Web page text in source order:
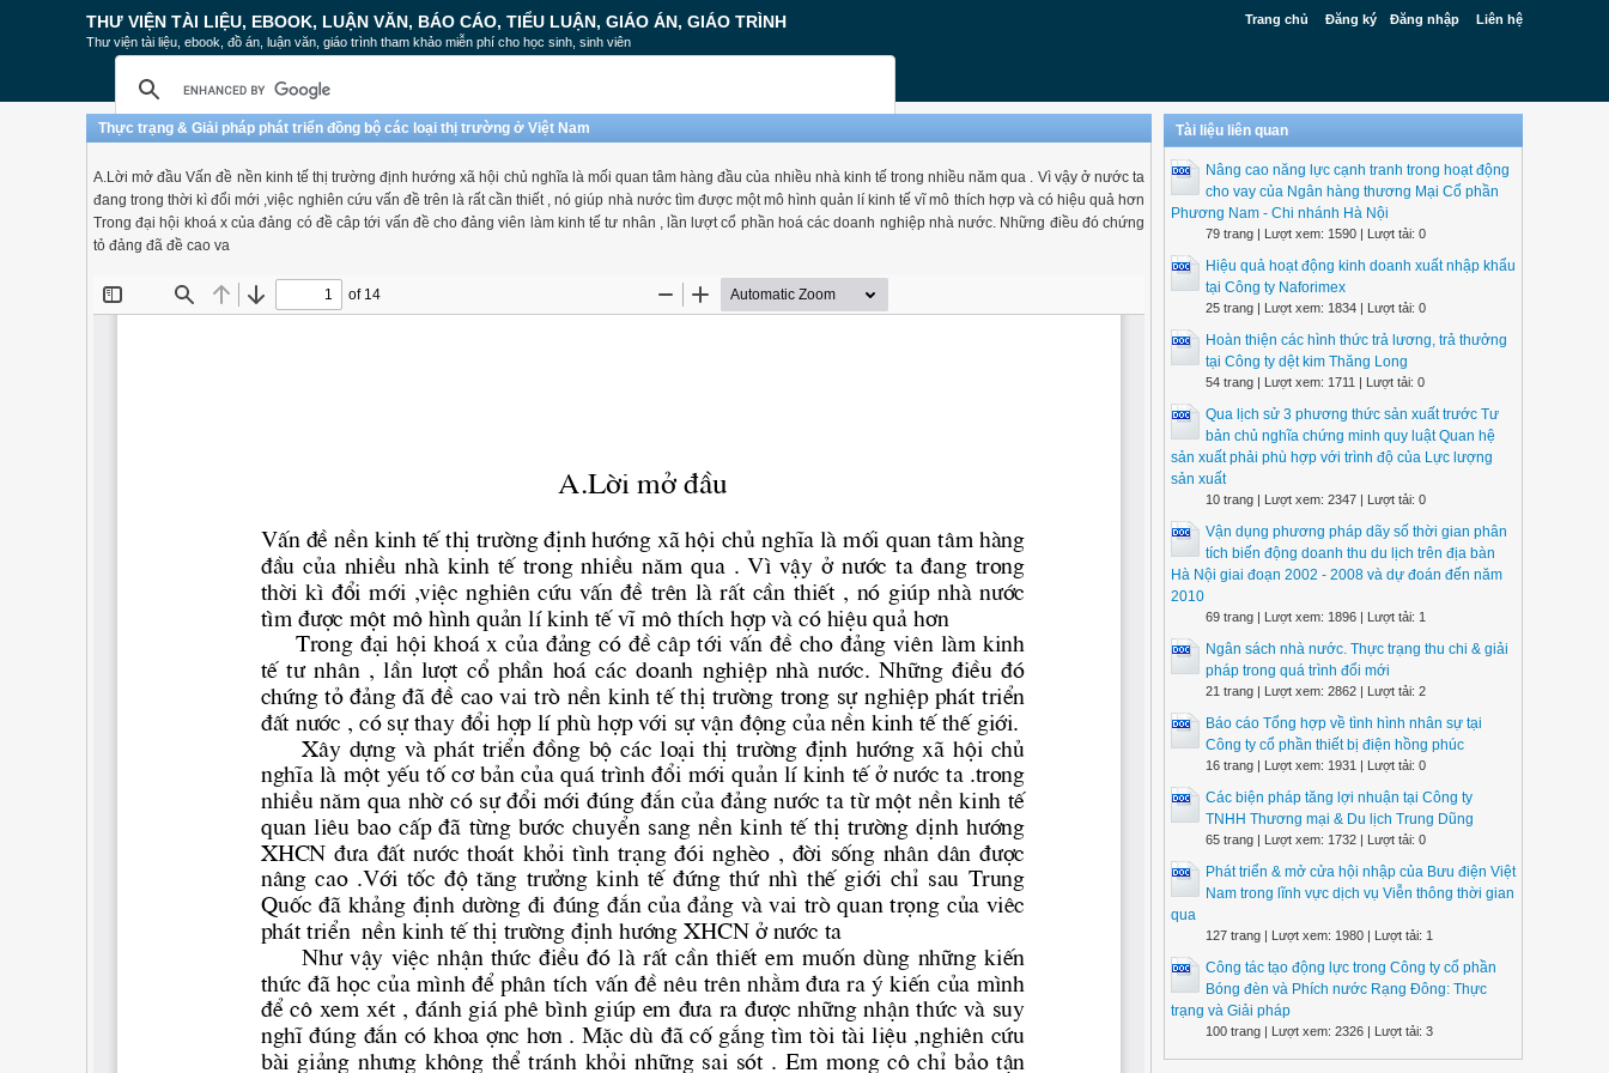
Trang chủ Đăng ký Đăng nhập Liên hệ
THƯ VIỆN TÀI LIỆU, EBOOK, LUẬN VĂN, BÁO CÁO, TIỂU LUẬN, GIÁO ÁN, GIÁO TRÌNH
Thư viện tài liệu, ebook, đồ án, luận văn, giáo trình tham khảo miễn phí cho học sinh, sinh viên
Thực trạng & Giải pháp phát triển đồng bộ các loại thị trường ở Việt Nam
A.Lời mở đầu Vấn đề nền kinh tế thị trường định hướng xã hội chủ nghĩa là mối quan tâm hàng đầu của nhiều nhà kinh tế trong nhiều năm qua . Vì vậy ở nước ta
đang trong thời kì đổi mới ,việc nghiên cứu vấn đề trên là rất cần thiết , nó giúp nhà nước tìm được một mô hình quản lí kinh tế vĩ mô thích hợp và có hiệu quả hơn
Trong đại hội khoá x của đảng có đề câp tới vấn đề cho đảng viên làm kinh tế tư nhân , lần lượt cổ phần hoá các doanh nghiệp nhà nước. Những điều đó chứng
tỏ đảng đã đề cao va
Tài liệu liên quan
Nâng cao năng lực cạnh tranh trong hoạt động
cho vay của Ngân hàng thương Mại Cổ phần
Phương Nam - Chi nhánh Hà Nội
79 trang | Lượt xem: 1590 | Lượt tải: 0
Hiệu quả hoạt động kinh doanh xuất nhập khẩu
tại Công ty Naforimex
25 trang | Lượt xem: 1834 | Lượt tải: 0
Hoàn thiện các hình thức trả lương, trả thưởng
tại Công ty dệt kim Thăng Long
54 trang | Lượt xem: 1711 | Lượt tải: 0
Qua lịch sử 3 phương thức sản xuất trước Tư
bản chủ nghĩa chứng minh quy luật Quan hệ
sản xuất phải phù hợp với trình độ của Lực lượng
sản xuất
10 trang | Lượt xem: 2347 | Lượt tải: 0
Vận dụng phương pháp dãy số thời gian phân
tích biến động doanh thu du lịch trên địa bàn
Hà Nội giai đoạn 2002 - 2008 và dự đoán đến năm
2010
69 trang | Lượt xem: 1896 | Lượt tải: 1
Ngân sách nhà nước. Thực trạng thu chi & giải
pháp trong quá trình đổi mới
21 trang | Lượt xem: 2862 | Lượt tải: 2
Báo cáo Tổng hợp về tình hình nhân sự tại
Công ty cổ phần thiết bị điện hồng phúc
16 trang | Lượt xem: 1931 | Lượt tải: 0
Các biện pháp tăng lợi nhuận tại Công ty
TNHH Thương mại & Du lịch Trung Dũng
65 trang | Lượt xem: 1732 | Lượt tải: 0
Phát triển & mở cửa hội nhập của Bưu điện Việt
Nam trong lĩnh vực dịch vụ Viễn thông thời gian
qua
127 trang | Lượt xem: 1980 | Lượt tải: 1
Công tác tạo động lực trong Công ty cổ phần
Bóng đèn và Phích nước Rạng Đông: Thực
trạng và Giải pháp
100 trang | Lượt xem: 2326 | Lượt tải: 3